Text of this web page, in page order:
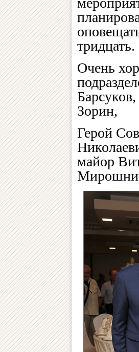
тридцать.
Очень
Зорин,
Герой
майор